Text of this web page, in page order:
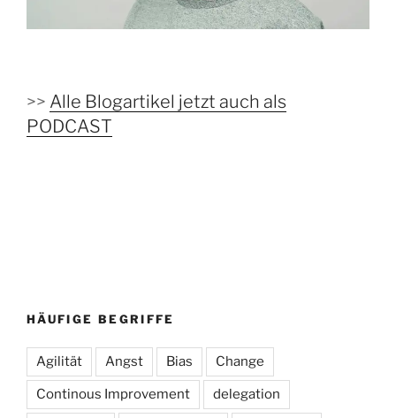
>> Alle Blogartikel jetzt auch als
PODCAST
HÄUFIGE BEGRIFFE
Agilität Angst Bias Change
Continous Improvement delegation